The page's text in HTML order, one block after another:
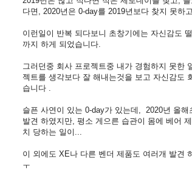
다면, 2020년은 0-day를 2019년보다 찾지 못하
이런일이 반복 되다보니 초창기에는 자신감도
까지 하게 되었습니다.
그러던중 회사 프로젝트중 내가 경험하지 못한
젝트를 생각보다 잘 해내는것을 보고 자신감도
습니다 .
슬픈 사연이 있는 0-day가 있는데, 2020년 올
발견 하였지만, 평소 게으른 습관이 몸에 베어
치 당하는 일이...
이 외에도 XE나 다른 벤더 제품도 여러개 발견
ㅜ